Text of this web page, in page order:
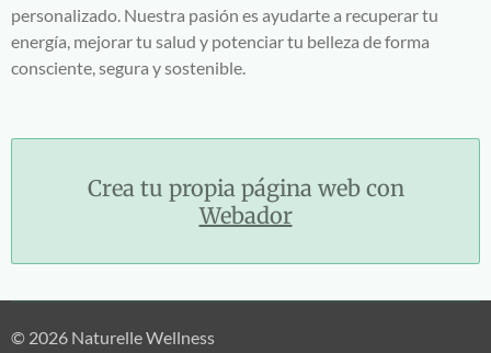
personalizado. Nuestra pasión es ayudarte a recuperar tu
energía, mejorar tu salud y potenciar tu belleza de forma
consciente, segura y sostenible.
Crea tu propia página web con
Webador
© 2026 Naturelle Wellness